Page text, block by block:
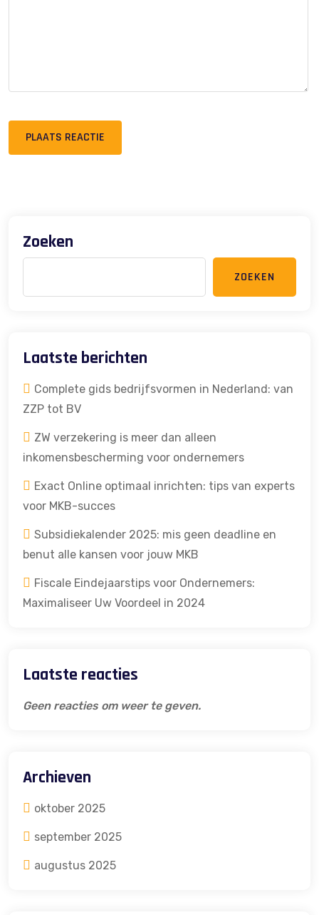
PLAATS REACTIE
Zoeken
ZOEKEN
Laatste berichten
Complete gids bedrijfsvormen in Nederland: van
ZZP tot BV
ZW verzekering is meer dan alleen
inkomensbescherming voor ondernemers
Exact Online optimaal inrichten: tips van experts
voor MKB-succes
Subsidiekalender 2025: mis geen deadline en
benut alle kansen voor jouw MKB
Fiscale Eindejaarstips voor Ondernemers:
Maximaliseer Uw Voordeel in 2024
Laatste reacties
Geen reacties om weer te geven.
Archieven
oktober 2025
september 2025
augustus 2025